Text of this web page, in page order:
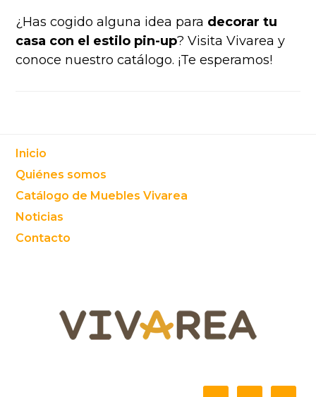
¿Has cogido alguna idea para decorar tu
casa con el estilo pin-up? Visita Vivarea y
conoce nuestro catálogo. ¡Te esperamos!
Footer
Inicio
Quiénes somos
Catálogo de Muebles Vivarea
Noticias
Contacto